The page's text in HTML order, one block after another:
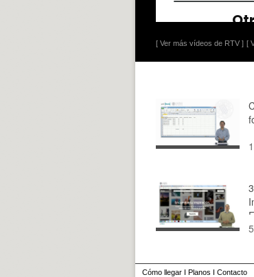
[ Ver más vídeos de RTV ] [
Cómo llegar I Planos I Contacto